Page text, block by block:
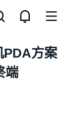
PDA方案
端